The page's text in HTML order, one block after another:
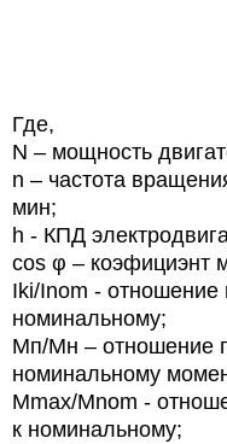
Где,
N – мощность
n – частота
мин;
h - КПД
cos φ – коэфициэнт
Iki/Inom - отношение
номинальному;
Мп/Мн – отношение
номинальному
Mmax/Mnom -
к номинальному;